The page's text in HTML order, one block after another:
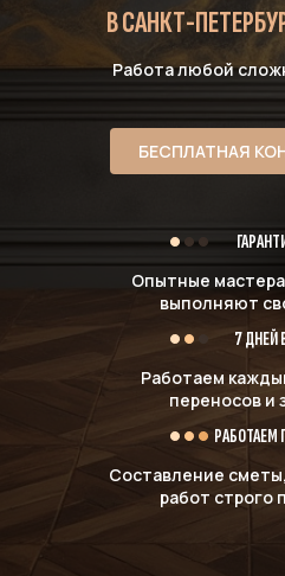
В САНКТ-
Работа любой
БЕСПЛАТНАЯ
Опытные
выполняют
7 ДНЕЙ
Работаем
переносов и
РАБОТАЕМ
Составление
работ строго